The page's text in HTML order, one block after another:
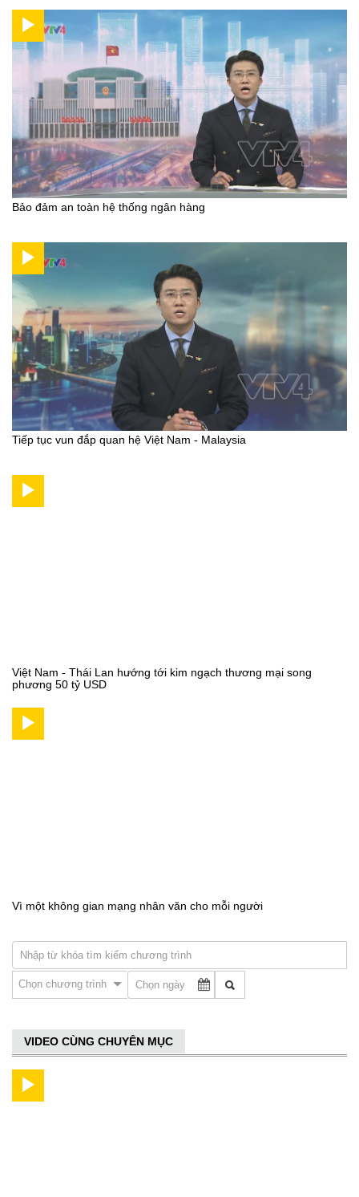
Bảo đảm an toàn hệ thống ngân hàng
Tiếp tục vun đắp quan hệ Việt Nam - Malaysia
Việt Nam - Thái Lan hướng tới kim ngạch thương mại song
phương 50 tỷ USD
Vì một không gian mạng nhân văn cho mỗi người
Chọn chương trình
VIDEO CÙNG CHUYÊN MỤC